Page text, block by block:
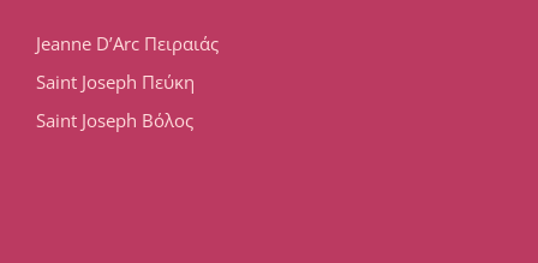
Jeanne D’Arc Πειραιάς
Saint Joseph Πεύκη
Saint Joseph Βόλος